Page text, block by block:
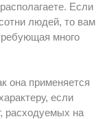
Если
людей, то вам
много
она применяется
если
расходуемых на